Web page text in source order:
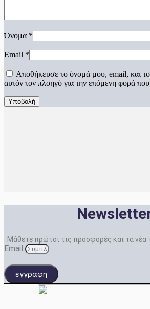
Όνομα *
Email *
Αποθήκευσε το όνομά μου, email, και
αυτόν τον πλοηγό για την επόμενη φορά
Μάθετε πρώτοι τις προσφορές και τα
Email
εγγραφη